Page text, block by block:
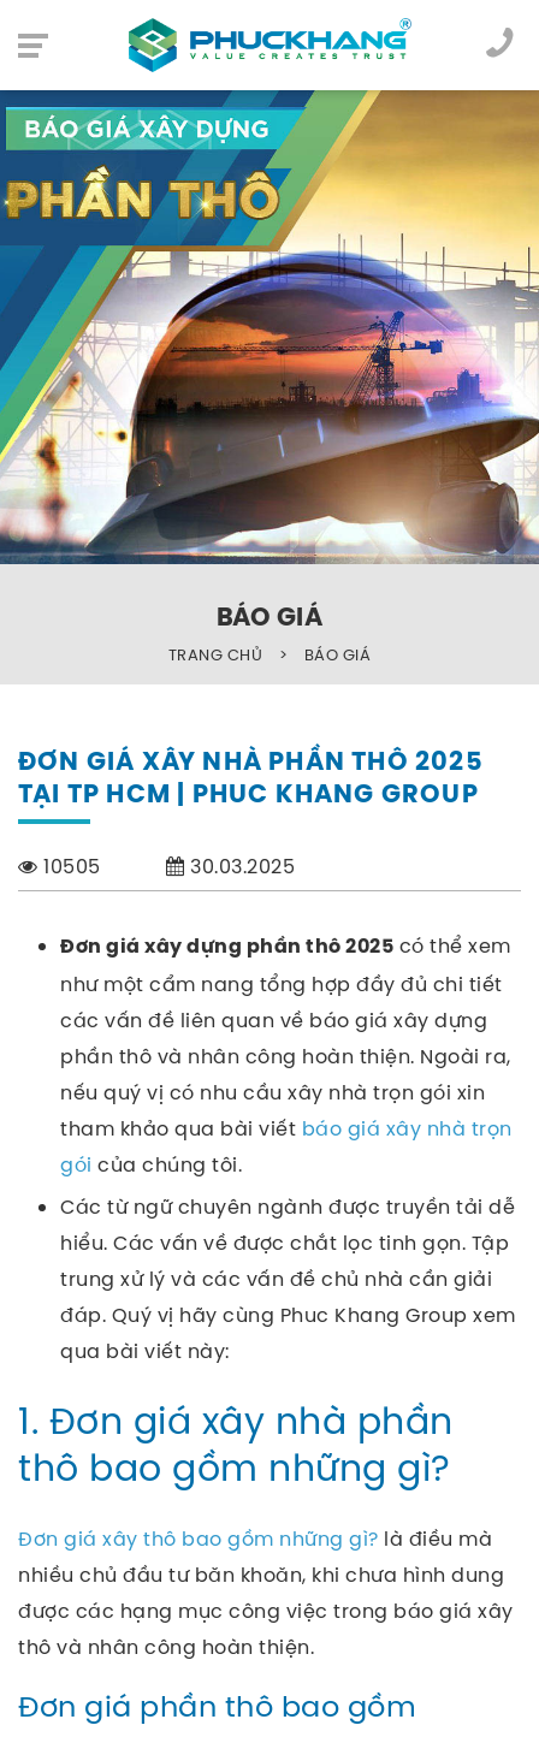
BÁO GIÁ
TRANG CHỦ > BÁO GIÁ
ĐƠN GIÁ XÂY NHÀ PHẦN THÔ 2025
TẠI TP HCM | PHUC KHANG GROUP
10505 30.03.2025
Đơn giá xây dựng phần thô 2025 có thể xem
như một cẩm nang tổng hợp đầy đủ chi tiết
các vấn đề liên quan về báo giá xây dựng
phần thô và nhân công hoàn thiện. Ngoài ra,
nếu quý vị có nhu cầu xây nhà trọn gói xin
tham khảo qua bài viết báo giá xây nhà trọn
gói của chúng tôi.
Các từ ngữ chuyên ngành được truyền tải dễ
hiểu. Các vấn về được chắt lọc tinh gọn. Tập
trung xử lý và các vấn đề chủ nhà cần giải
đáp. Quý vị hãy cùng Phuc Khang Group xem
qua bài viết này:
1. Đơn giá xây nhà phần
thô bao gồm những gì?
Đơn giá xây thô bao gồm những gì? là điều mà
nhiều chủ đầu tư băn khoăn, khi chưa hình dung
được các hạng mục công việc trong báo giá xây
thô và nhân công hoàn thiện.
Đơn giá phần thô bao gồm